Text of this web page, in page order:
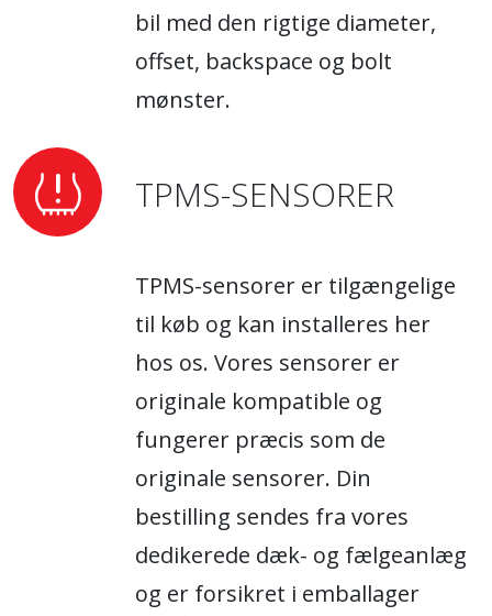
bil med den rigtige diameter,
offset, backspace og bolt
mønster.
TPMS-SENSORER
TPMS-sensorer er tilgængelige
til køb og kan installeres her
hos os. Vores sensorer er
originale kompatible og
fungerer præcis som de
originale sensorer. Din
bestilling sendes fra vores
dedikerede dæk- og fælgeanlæg
og er forsikret i emballager